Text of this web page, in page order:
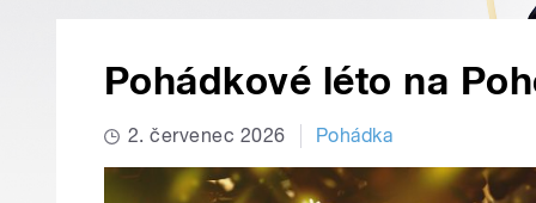
Pohádkové léto na
2. červenec 2026 Pohádka